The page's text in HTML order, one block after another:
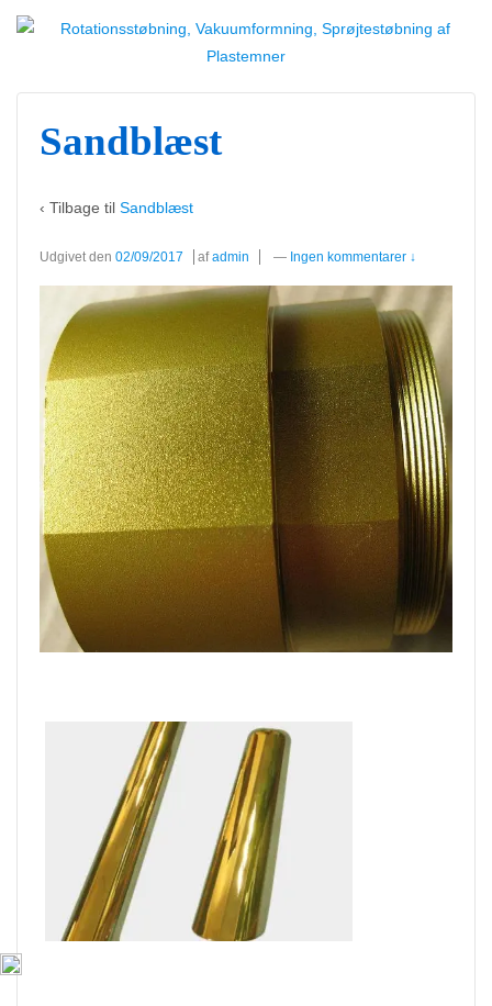
Sandblæst
‹ Tilbage til Sandblæst
Udgivet den 02/09/2017 afadmin — Ingen kommentarer ↓